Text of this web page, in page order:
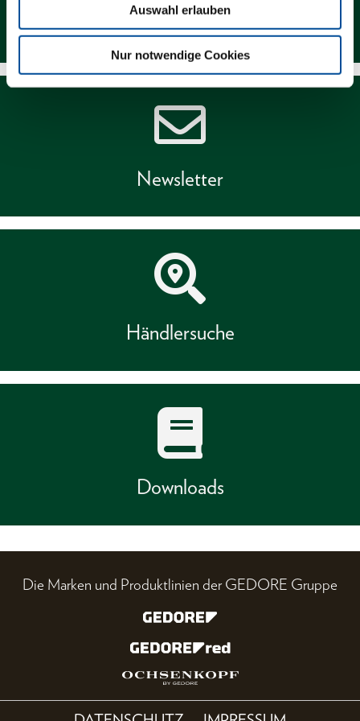
Auswahl erlauben
Nur notwendige Cookies
Kontakt
Newsletter
Händlersuche
Downloads
Die Marken und Produktlinien der GEDORE Gruppe